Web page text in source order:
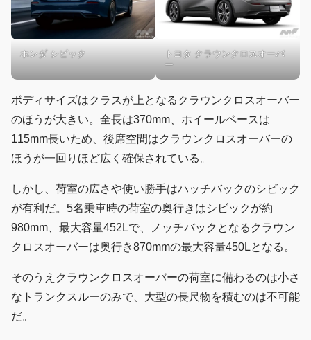
ホンダ シビック
トヨタ クラウンクロスオーバ
ー
ボディサイズはクラスが上となるクラウンクロスオーバー
のほうが大きい。全長は370mm、ホイールベースは
115mm長いため、後席空間はクラウンクロスオーバーの
ほうが一回りほど広く確保されている。
しかし、荷室の広さや使い勝手はハッチバックのシビック
が有利だ。5名乗車時の荷室の奥行きはシビックが約
980mm、最大容量452Lで、ノッチバックとなるクラウン
クロスオーバーは奥行き870mmの最大容量450Lとなる。
そのうえクラウンクロスオーバーの荷室に備わるのは小さ
なトランクスルーのみで、大型の長尺物を積むのは不可能
だ。